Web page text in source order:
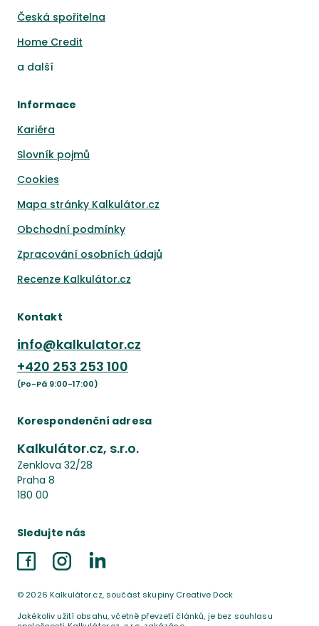
Česká spořitelna
Home Credit
a další
Informace
Kariéra
Slovník pojmů
Cookies
Mapa stránky Kalkulátor.cz
Obchodní podmínky
Zpracování osobních údajů
Recenze Kalkulátor.cz
Kontakt
info@kalkulator.cz
+420 253 253 100
(Po-Pá 9:00-17:00)
Korespondenční adresa
Kalkulátor.cz, s.r.o.
Zenklova 32/28
Praha 8
180 00
Sledujte nás
FacebookInstagramLinkedIn
© 2026 Kalkulátor.cz, součást skupiny Creative Dock
Jakékoliv užití obsahu, včetně převzetí článků, je bez souhlasu